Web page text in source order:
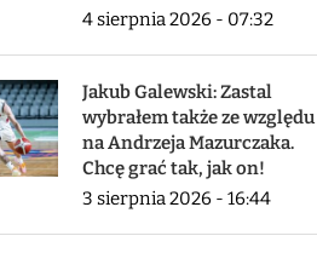
4 sierpnia 2026 - 07:32
Jakub Galewski: Zastal
wybrałem także ze względu
na Andrzeja Mazurczaka.
Chcę grać tak, jak on!
3 sierpnia 2026 - 16:44